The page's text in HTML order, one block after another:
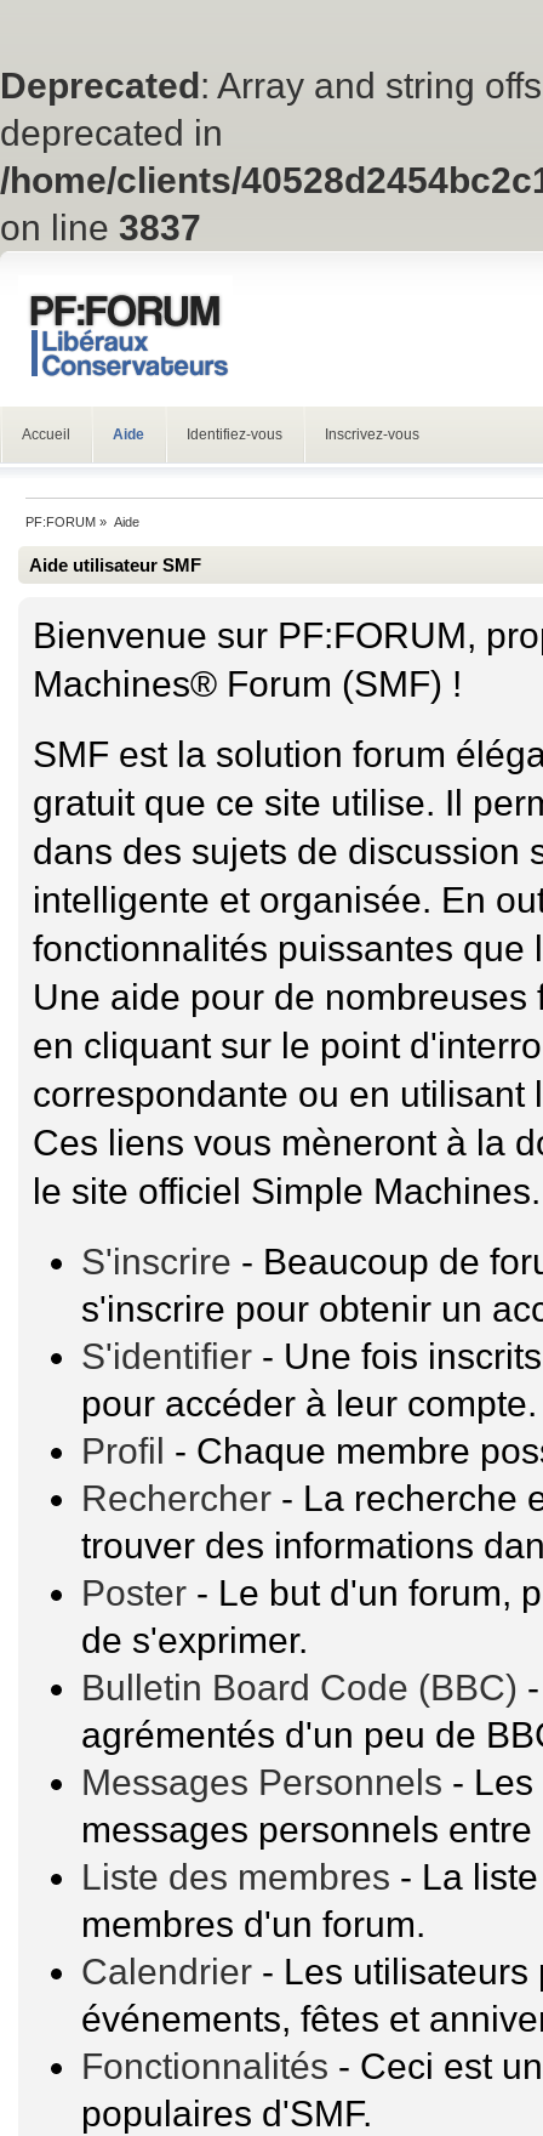
Deprecated: Array and string
deprecated in
/home/clients/
on line 3837
Accueil Aide Identifiez-vous Inscrivez-vous
PF:FORUM » Aide
Aide utilisateur SMF
Bienvenue sur PF:FORUM,
Machines® Forum (SMF) !
SMF est la solution forum
gratuit que ce site utilise. Il
dans des sujets de discussion
intelligente et organisée. En
fonctionnalités puissantes que
Une aide pour de
en cliquant sur le point
correspondante ou en
Ces liens vous mèneront à la
le site officiel Simple Machines.
S'inscrire - Beaucoup de
s'inscrire pour obtenir un
S'identifier - Une fois
pour accéder à leur compte.
Profil - Chaque membre
Rechercher - La recherche
trouver des informations
Poster - Le but d'un forum,
de s'exprimer.
Bulletin Board Code (BBC)
agrémentés d'un peu de
Messages Personnels -
messages personnels entre
Liste des membres - La
membres d'un forum.
Calendrier - Les
événements, fêtes et
Fonctionnalités - Ceci est
populaires d'SMF.